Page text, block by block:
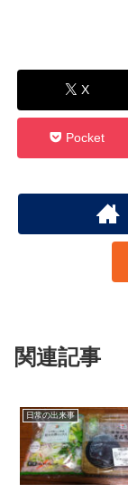
X
Pocket
関連記事
日常の出来事